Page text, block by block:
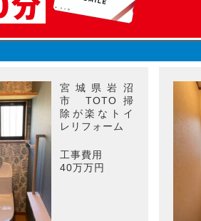
宮城県岩沼
市 TOTO 掃
除が楽なトイ
レリフォーム
工事費用
40万万円